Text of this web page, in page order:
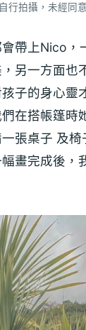
行拍攝，未經同
帶上Nico，
另一方面也
子的身心靈
在搭帳篷時
張桌子 及
畫完成後，